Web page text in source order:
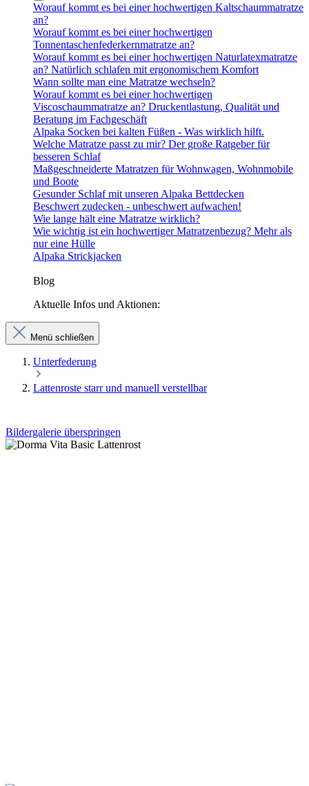
Worauf kommt es bei einer hochwertigen Kaltschaummatratze
an?
Worauf kommt es bei einer hochwertigen
Tonnentaschenfederkernmatratze an?
Worauf kommt es bei einer hochwertigen Naturlatexmatratze
an? Natürlich schlafen mit ergonomischem Komfort
Wann sollte man eine Matratze wechseln?
Worauf kommt es bei einer hochwertigen
Viscoschaummatratze an? Druckentlastung, Qualität und
Beratung im Fachgeschäft
Alpaka Socken bei kalten Füßen - Was wirklich hilft.
Welche Matratze passt zu mir? Der große Ratgeber für
besseren Schlaf
Maßgeschneiderte Matratzen für Wohnwagen, Wohnmobile
und Boote
Gesunder Schlaf mit unseren Alpaka Bettdecken
Beschwert zudecken - unbeschwert aufwachen!
Wie lange hält eine Matratze wirklich?
Wie wichtig ist ein hochwertiger Matratzenbezug? Mehr als
nur eine Hülle
Alpaka Strickjacken
Blog
Aktuelle Infos und Aktionen:
Menü schließen
Unterfederung
Lattenroste starr und manuell verstellbar
Bildergalerie überspringen